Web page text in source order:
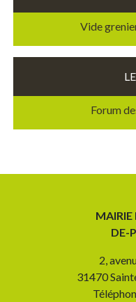
Vide
LE
Forum
MAIRIE
DE-
2,
31470